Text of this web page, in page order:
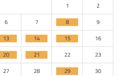
1
2
6 7 8
9
13 14 15
16
20 21 22
23
27 28 29
30